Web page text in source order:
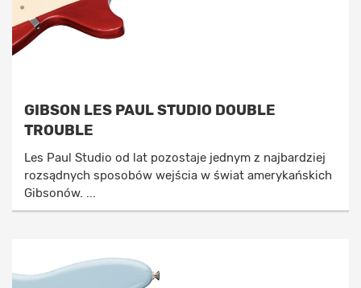
GIBSON LES PAUL STUDIO DOUBLE
TROUBLE
Les Paul Studio od lat pozostaje jednym z najbardziej
rozsądnych sposobów wejścia w świat amerykańskich
Gibsonów. ...